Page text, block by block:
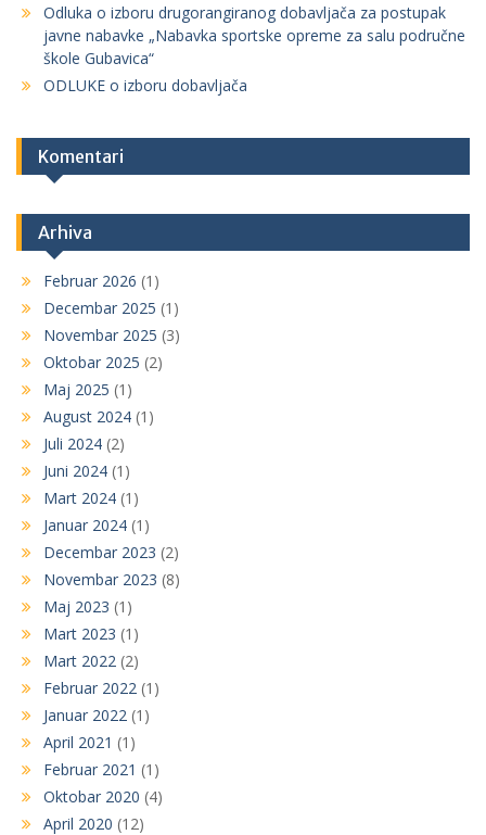
Odluka o izboru drugorangiranog dobavljača za postupak
javne nabavke „Nabavka sportske opreme za salu područne
škole Gubavica“
ODLUKE o izboru dobavljača
Komentari
Arhiva
Februar 2026 (1)
Decembar 2025 (1)
Novembar 2025 (3)
Oktobar 2025 (2)
Maj 2025 (1)
August 2024 (1)
Juli 2024 (2)
Juni 2024 (1)
Mart 2024 (1)
Januar 2024 (1)
Decembar 2023 (2)
Novembar 2023 (8)
Maj 2023 (1)
Mart 2023 (1)
Mart 2022 (2)
Februar 2022 (1)
Januar 2022 (1)
April 2021 (1)
Februar 2021 (1)
Oktobar 2020 (4)
April 2020 (12)